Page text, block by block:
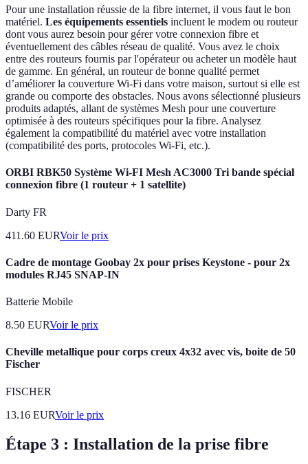
Pour une installation réussie de la fibre internet, il vous faut le bon
matériel. Les équipements essentiels incluent le modem ou routeur
dont vous aurez besoin pour gérer votre connexion fibre et
éventuellement des câbles réseau de qualité. Vous avez le choix
entre des routeurs fournis par l'opérateur ou acheter un modèle haut
de gamme. En général, un routeur de bonne qualité permet
d’améliorer la couverture Wi-Fi dans votre maison, surtout si elle est
grande ou comporte des obstacles. Nous avons sélectionné plusieurs
produits adaptés, allant de systèmes Mesh pour une couverture
optimisée à des routeurs spécifiques pour la fibre. Analysez
également la compatibilité du matériel avec votre installation
(compatibilité des ports, protocoles Wi-Fi, etc.).
ORBI RBK50 Système Wi-FI Mesh AC3000 Tri bande spécial
connexion fibre (1 routeur + 1 satellite)
Darty FR
411.60 EURVoir le prix
Cadre de montage Goobay 2x pour prises Keystone - pour 2x
modules RJ45 SNAP-IN
Batterie Mobile
8.50 EURVoir le prix
Cheville metallique pour corps creux 4x32 avec vis, boite de 50
Fischer
FISCHER
13.16 EURVoir le prix
Étape 3 : Installation de la prise fibre